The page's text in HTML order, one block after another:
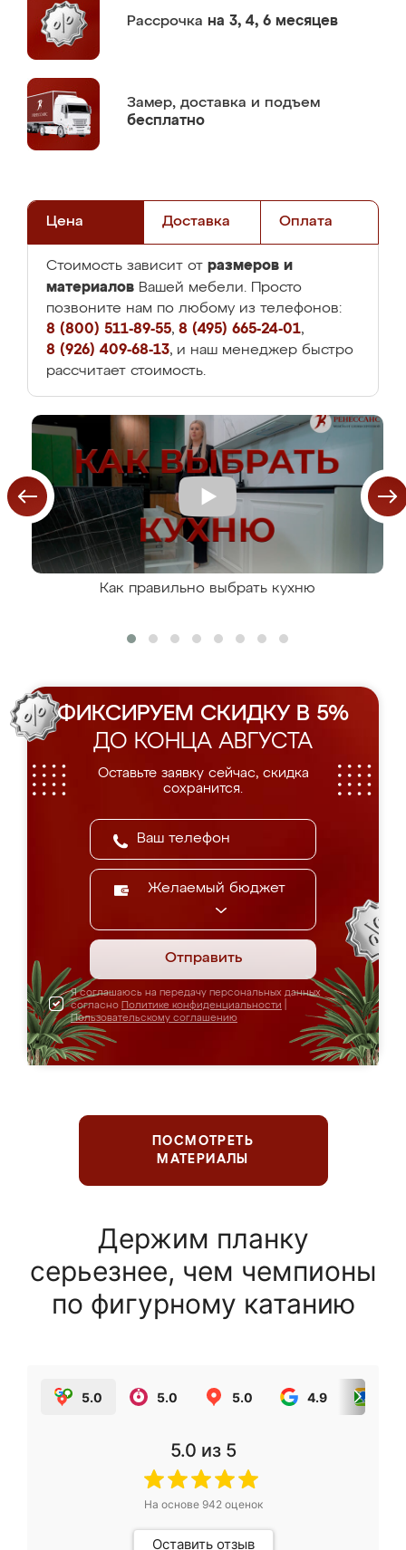
Рассрочка на 3, 4, 6 месяцев
Замер, доставка и подъем
бесплатно
Цена Доставка Оплата
Стоимость зависит от размеров и
материалов Вашей мебели. Просто
позвоните нам по любому из телефонов:
8 (800) 511-89-55, 8 (495) 665-24-01,
8 (926) 409-68-13, и наш менеджер быстро
рассчитает стоимость.
Как правильно выбрать кухню
ФИКСИРУЕМ СКИДКУ В 5%
ДО КОНЦА АВГУСТА
Оставьте заявку сейчас, скидка
сохранится.
Желаемый бюджет
Отправить
Я соглашаюсь на передачу персональных данных
согласно Политике конфиденциальности
Пользовательскому соглашению
ПОСМОТРЕТЬ
МАТЕРИАЛЫ
Держим планку
серьезнее, чем чемпионы
по фигурному катанию
5.0 5.0 5.0 4.9
5.0 из 5
На основе 942оценок
Оставить отзыв